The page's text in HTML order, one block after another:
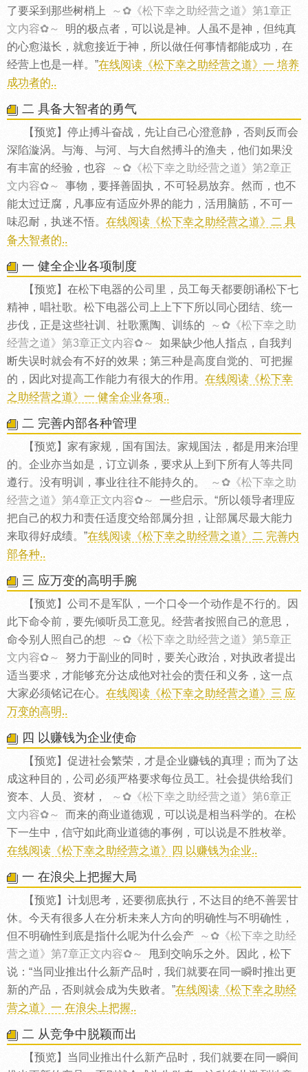
了要采到那些树梢上
～✿《松下幸之助经营之道》第1章正
文内容✿～
明的极点者，可以说是神。人虽不是神，但纯真
的心愈滋长，就愈接近于神，所以做任何事情都能成功，在
经营上也是一样。”在线阅读《松下幸之助经营之道》一 培养
成功者的..
二 具备大智者的勇气
【预览】停止搏斗奋战，先让自己心澄意静，否则反而会
深陷漩涡。与海、与河、与大自然搏斗的渔夫，他们如果没
有丰富的经验，也容
～✿《松下幸之助经营之道》第2章正
文内容✿～
事物，要择善固执，不可轻易放弃。然而，也不
能太过迂腐，凡事应有适应外界的能力，活用脑筋，不可一
味忍耐，执迷不悟。 在线阅读《松下幸之助经营之道》二 具
备大智者的..
一 健全企业各项制度
【预览】在松下电器的公司里，员工每天都要朗诵松下七
精神，唱社歌。松下电器公司上上下下所以同心团结、统一
步伐，正是这些社训、社歌熏陶、训练的
～✿《松下幸之助
经营之道》第3章正文内容✿～
如果缺少他人指点，自我判
断失误时就会有不好的效果；第三种是高度自觉的、可把握
的，因此对提高工作能力有很大的作用。 在线阅读《松下幸
之助经营之道》一 健全企业各项..
二 完善内部各种管理
【预览】家有家规，国有国法。家规国法，都是用来治理
的。企业亦当如是，订立训条，要求从上到下所有人等共同
遵行。没有明训，事业往往不能持久的。
～✿《松下幸之助
经营之道》第4章正文内容✿～
一些启示。“所以领导者理应
把自己的权力和责任适度交给部属分担，让部属尽最大能力
来取得好成绩。”在线阅读《松下幸之助经营之道》二 完善内
部各种..
三 应万变的高明手腕
【预览】公司不是军队，一个口令一个动作是不行的。因
此下命令前，要先倾听员工意见。经营者按照自己的意思，
命令别人照自己的想
～✿《松下幸之助经营之道》第5章正
文内容✿～
努力于副业的同时，要关心政治，对执政者提出
适当要求，才能够充分达成他对社会的责任和义务，这一点
大家必须铭记在心。 在线阅读《松下幸之助经营之道》三 应
万变的高明..
四 以赚钱为企业使命
【预览】促进社会繁荣，才是企业赚钱的真理；而为了达
成这种目的，公司必须严格要求每位员工。社会提供给我们
资本、人员、资材，
～✿《松下幸之助经营之道》第6章正
文内容✿～
而来的商业道德观，可以说是相当科学的。在松
下一生中，信守如此商业道德的事例，可以说是不胜枚举。
在线阅读《松下幸之助经营之道》四 以赚钱为企业..
一 在浪尖上把握大局
【预览】计划思考，还要彻底执行，不达目的绝不善罢甘
休。今天有很多人在分析未来人方向的明确性与不明确性，
但不明确性到底是指什么呢为什么会产
～✿《松下幸之助经
营之道》第7章正文内容✿～
甩到交响乐之外。因此，松下
说：“当同业推出什么新产品时，我们就要在同一瞬时推出更
新的产品，否则就会成为失败者。”在线阅读《松下幸之助经
营之道》一 在浪尖上把握..
二 从竞争中脱颖而出
【预览】当同业推出什么新产品时，我们就要在同一瞬间